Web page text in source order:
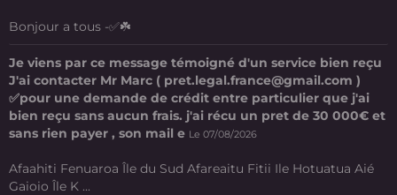
Bonjour a tous -✅☘️
Je viens par ce message témoigné d'un service bien reçu
J'ai contacter Mr Marc ( pret.legal.france@gmail.com )
✅pour une demande de crédit entre particulier que j'ai
bien reçu sans aucun frais. j'ai récu un pret de 30 000€ et
sans rien payer , son mail e Le 07/08/2026
Afaahiti Fenuaroa Île du Sud Afareaitu Fitii Ile Hotuatua Aié
Gaioio Île K ...